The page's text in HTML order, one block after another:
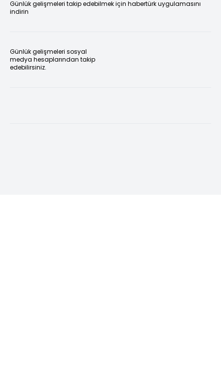
Günlük gelişmeleri takip edebilmek için habertürk uygulamasını
indirin
Günlük gelişmeleri sosyal
medya hesaplarından takip
edebilirsiniz.